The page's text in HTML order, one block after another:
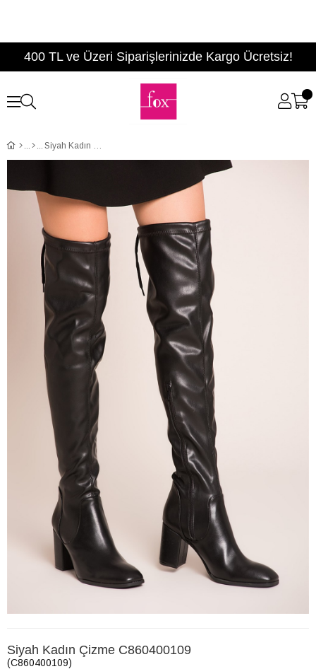
400 TL ve Üzeri Siparişlerinizde Kargo Ücretsiz!
Siyah Kadın Çizme C860400109
Siyah Kadın Çizme C860400109
(C860400109)